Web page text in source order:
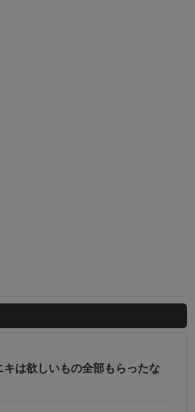
キは欲しいもの全部もらったな